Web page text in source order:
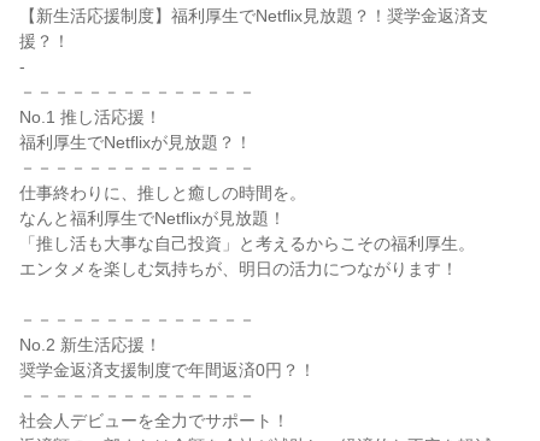
【新生活応援制度】福利厚生でNetflix見放題？！奨学金返済支
援？！
-
－－－－－－－－－－－－－－
No.1 推し活応援！
福利厚生でNetflixが見放題？！
－－－－－－－－－－－－－－
仕事終わりに、推しと癒しの時間を。
なんと福利厚生でNetflixが見放題！
「推し活も大事な自己投資」と考えるからこその福利厚生。
エンタメを楽しむ気持ちが、明日の活力につながります！
－－－－－－－－－－－－－－
No.2 新生活応援！
奨学金返済支援制度で年間返済0円？！
－－－－－－－－－－－－－－
社会人デビューを全力でサポート！